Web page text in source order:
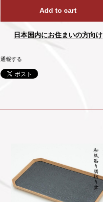
Add to cart
日本国内にお住まいの方向け
通報する